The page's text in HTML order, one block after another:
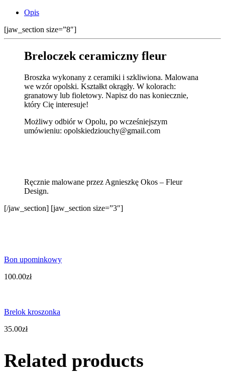
Opis
[jaw_section size=”8″]
Breloczek ceramiczny fleur
Broszka wykonany z ceramiki i szkliwiona. Malowana
we wzór opolski. Kształkt okrągły. W kolorach:
granatowy lub fioletowy. Napisz do nas koniecznie,
który Cię interesuje!
Możliwy odbiór w Opolu, po wcześniejszym
umówieniu: opolskiedziouchy@gmail.com
Ręcznie malowane przez Agnieszkę Okos – Fleur
Design.
[/jaw_section] [jaw_section size=”3″]
Bon upominkowy
100.00zł
Brelok kroszonka
35.00zł
Related products